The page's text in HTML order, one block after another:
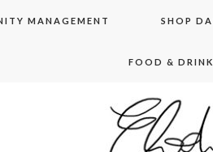
MANAGEMENT SHOP
FOOD &
in